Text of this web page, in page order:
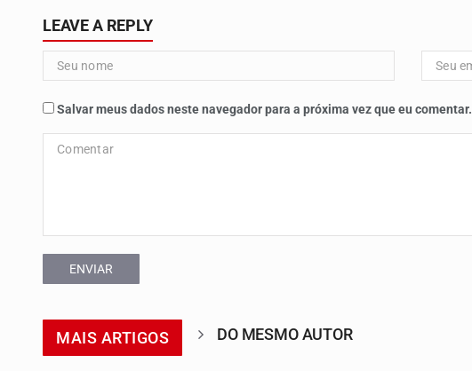
LEAVE A REPLY
Salvar meus dados neste navegador para a próxima vez que eu comentar.
ENVIAR
MAIS ARTIGOS DO MESMO AUTOR